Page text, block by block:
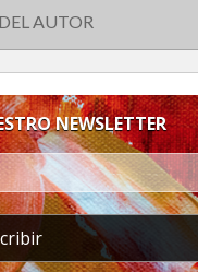
AUTOR
NEWSLETTER